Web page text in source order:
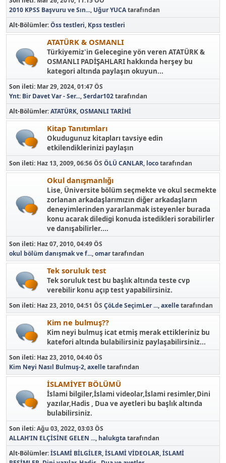
2010 KPSS Başvuru ve Sın..., Uğur YUCAtarafından
Alt-Bölümler Öss testleri Kpss testleri
ATATÜRK & OSMANLI
Türkiyemiz'in Gelecegine yön veren ATATÜRK &
OSMANLI PADİŞAHLARI hakkında herşey bu
kategori altında paylaşın okuyun...
Son ileti: Mar 29, 2024, 01:47 ÖS
Ynt: Bir Davet Var - Ser...,Serdar102tarafından
Alt-Bölümler ATATÜRK OSMANLI TARİHİ
Kitap Tanıtımları
Okudugunuz kitapları tavsiye edin
etkilendiklerinizi paylaşın
Son ileti: Haz 13, 2009, 06:56 ÖS ÖLÜ CANLAR, locotarafından
Okul danışmanlığı
Lise, Üniversite bölüm seçmekte ve okul secmekte
zorlanan arkadaşlarımızın diğer arkadaşların
deneyimlerinden yararlanmak isteyenler burada
konu acarak diledigi konuda istedikleri sorabilirler
ve danışabilirler....
Son ileti: Haz 07, 2010, 04:49 ÖS
okul bölüm danışmak ve f...,omartarafından
Tek soruluk test
Tek soruluk test bu başlık altında teste cvp
verebilir konu açıp test yapabilirsiniz.
Son ileti: Haz 23, 2010, 04:51 ÖS ÇöLde SeçimLer ...,axelletarafından
Kim ne bulmuş??
Kim neyi bulmuş icat etmiş merak ettikleriniz bu
katefori altında bulabilirsiniz paylaşabilirsiniz...
Son ileti: Haz 23, 2010, 04:40 ÖS
Kim Neyi Nasıl Bulmuş-2,axelletarafından
İSLAMİYET BÖLÜMÜ
İslami bilgiler,İslami videolar,İslami resimler,Dini
yazılar,Hadis , Dua ve ayetleri bu başlık altında
bulabilirsiniz.
Son ileti:Ağu 03, 2022, 03:03 ÖS
ALLAH’IN ELÇİSİNE GELEN ..., halukgtatarafından
Alt-Bölümler İSLAMİ BİLGİLER İSLAMİ VİDEOLAR İSLAMİ